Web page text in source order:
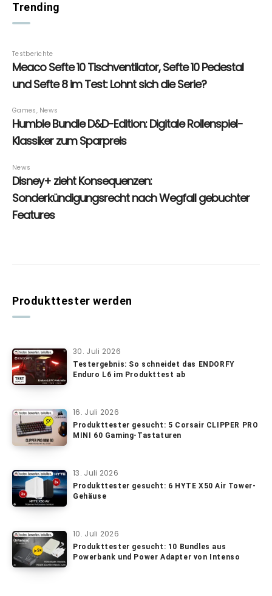
Trending
Produkttester werden
30. Juli 2026
Testergebnis: So schneidet das ENDORFY
Enduro L6 im Produkttest ab
16. Juli 2026
Produkttester gesucht: 5 Corsair CLIPPER PRO
MINI 60 Gaming-Tastaturen
13. Juli 2026
Produkttester gesucht: 6 HYTE X50 Air Tower-
Gehäuse
10. Juli 2026
Produkttester gesucht: 10 Bundles aus
Powerbank und Power Adapter von Intenso